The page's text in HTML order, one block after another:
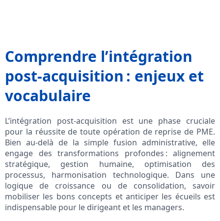
Comprendre l’intégration
post-acquisition : enjeux et
vocabulaire
L’intégration post-acquisition est une phase cruciale
pour la réussite de toute opération de reprise de PME.
Bien au-delà de la simple fusion administrative, elle
engage des transformations profondes : alignement
stratégique, gestion humaine, optimisation des
processus, harmonisation technologique. Dans une
logique de croissance ou de consolidation, savoir
mobiliser les bons concepts et anticiper les écueils est
indispensable pour le dirigeant et les managers.